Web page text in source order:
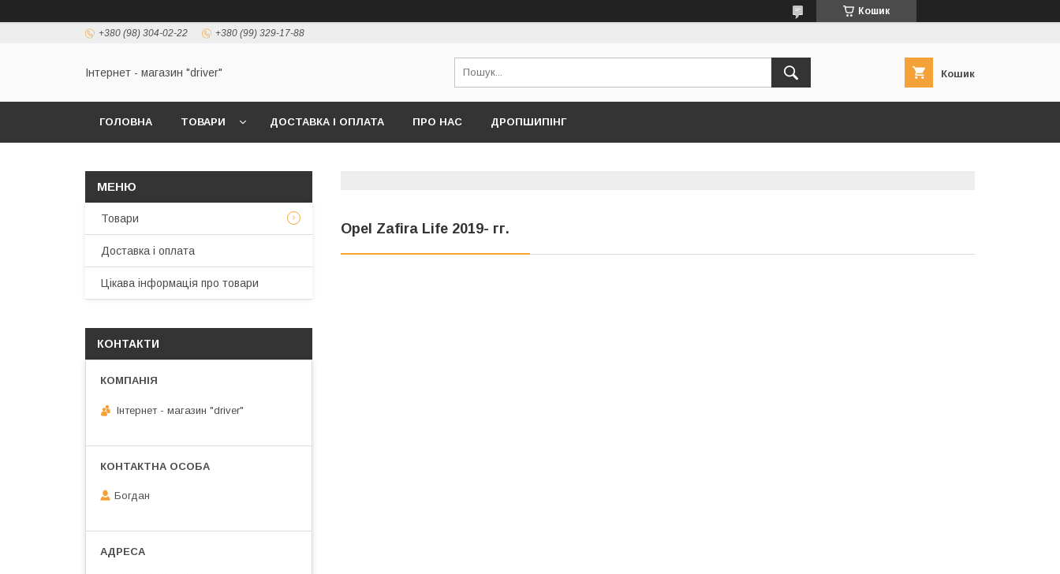
Кошик
+380 (98) 304-02-22 +380 (99) 329-17-88
Інтернет - магазин "driver" Кошик
ГОЛОВНА ТОВАРИ ДОСТАВКА І ОПЛАТА ПРО НАС ДРОПШИПІНГ
Opel Zafira Life 2019- гг.
Товари
Доставка і оплата
Цікава інформація про товари
КОНТАКТИ
Інтернет - магазин "driver"
Богдан